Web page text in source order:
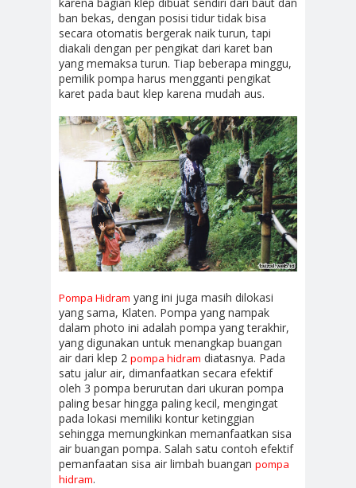
ban bekas, dengan posisi tidur tidak bisa
secara otomatis bergerak naik turun, tapi
diakali dengan per pengikat dari karet ban
yang memaksa turun. Tiap beberapa minggu,
pemilik pompa harus mengganti pengikat
karet pada baut klep karena mudah aus.
Pompa Hidram yang ini juga masih dilokasi
yang sama, Klaten. Pompa yang nampak
dalam photo ini adalah pompa yang terakhir,
yang digunakan untuk menangkap buangan
air dari klep 2 pompa hidram diatasnya. Pada
satu jalur air, dimanfaatkan secara efektif
oleh 3 pompa berurutan dari ukuran pompa
paling besar hingga paling kecil, mengingat
pada lokasi memiliki kontur ketinggian
sehingga memungkinkan memanfaatkan sisa
air buangan pompa. Salah satu contoh efektif
pemanfaatan sisa air limbah buangan pompa
hidram.